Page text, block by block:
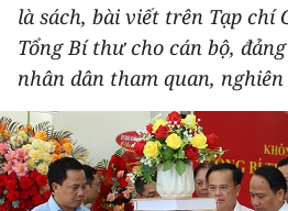
DU LỊCH
THẾ GIỚI
THỂ THAO
GIÁO DỤC
là sách, bài viết trên Tạp chí
Tổng Bí thư cho cán bộ,
nhân dân tham quan, nghiên